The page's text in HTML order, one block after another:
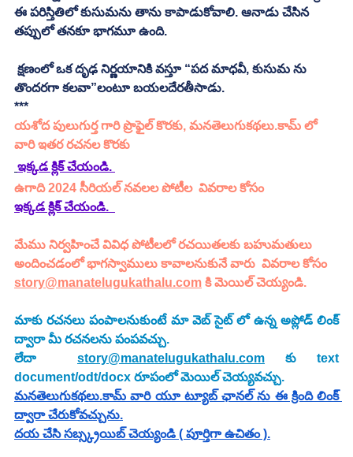
ఈ పరిస్తితిలో కుసుమను తాను కాపాడుకోవాలి. ఆనాడు చేసిన
తప్పులో తనకూ భాగమూ ఉంది.
తొందరగా కలవా”లంటూ బయలదేరతీసాడు.
***
యశోద పులుగుర్త గారి ప్రొఫైల్ కొరకు, మనతెలుగుకథలు.కామ్ లో
వారి ఇతర రచనల కొరకు
ఇక్కడ క్లిక్ చేయండి.
ఉగాది 2024 సీరియల్ నవలల పోటీల  వివరాల కోసం
ఇక్కడ క్లిక్ చేయండి.
మేము నిర్వహించే వివిధ పోటీలలో రచయితలకు బహుమతులు
అందించడంలో భాగస్వాములు కావాలనుకునే వారు  వివరాల కోసం
story@manatelugukathalu.com కి మెయిల్ చెయ్యండి.
మాకు రచనలు పంపాలనుకుంటే మా వెబ్ సైట్ లో ఉన్న అప్లోడ్ లింక్
ద్వారా మీ రచనలను పంపవచ్చు.
లేదా story@manatelugukathalu.com కు text
document/odt/docx రూపంలో మెయిల్ చెయ్యవచ్చు.
మనతెలుగుకథలు.కామ్ వారి యూ ట్యూబ్ ఛానల్ ను ఈ క్రింది లింక్
ద్వారా చేరుకోవచ్చును.
దయ చేసి సబ్స్క్రయిబ్ చెయ్యండి ( పూర్తిగా ఉచితం ).